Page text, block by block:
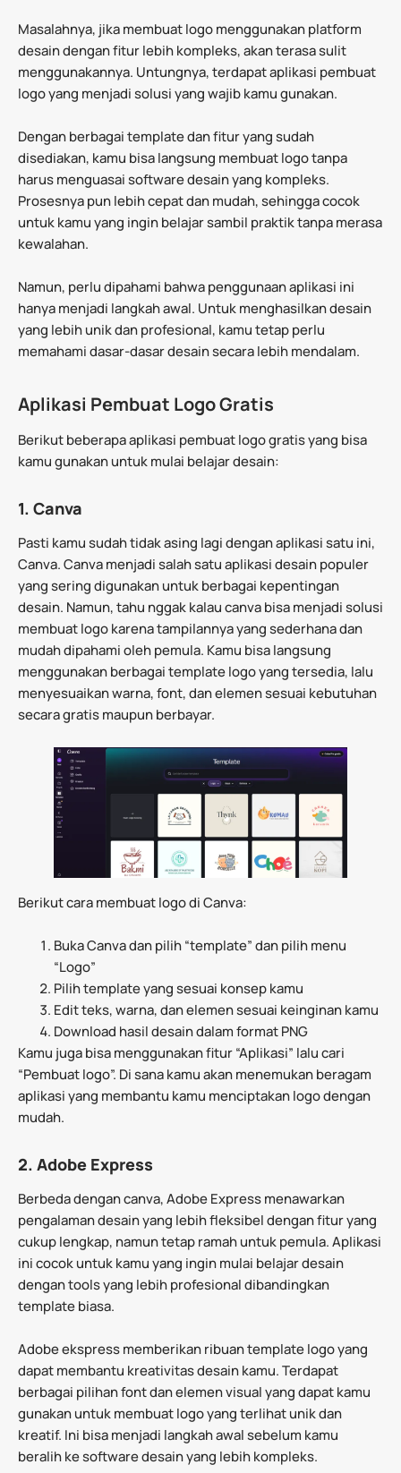
Masalahnya, jika membuat logo menggunakan platform
desain dengan fitur lebih kompleks, akan terasa sulit
menggunakannya. Untungnya, terdapat aplikasi pembuat
logo yang menjadi solusi yang wajib kamu gunakan.
Dengan berbagai template dan fitur yang sudah
disediakan, kamu bisa langsung membuat logo tanpa
harus menguasai software desain yang kompleks.
Prosesnya pun lebih cepat dan mudah, sehingga cocok
untuk kamu yang ingin belajar sambil praktik tanpa merasa
kewalahan.
Namun, perlu dipahami bahwa penggunaan aplikasi ini
hanya menjadi langkah awal. Untuk menghasilkan desain
yang lebih unik dan profesional, kamu tetap perlu
memahami dasar-dasar desain secara lebih mendalam.
Aplikasi Pembuat Logo Gratis
Berikut beberapa aplikasi pembuat logo gratis yang bisa
kamu gunakan untuk mulai belajar desain:
1. Canva
Pasti kamu sudah tidak asing lagi dengan aplikasi satu ini,
Canva. Canva menjadi salah satu aplikasi desain populer
yang sering digunakan untuk berbagai kepentingan
desain. Namun, tahu nggak kalau canva bisa menjadi solusi
membuat logo karena tampilannya yang sederhana dan
mudah dipahami oleh pemula. Kamu bisa langsung
menggunakan berbagai template logo yang tersedia, lalu
menyesuaikan warna, font, dan elemen sesuai kebutuhan
secara gratis maupun berbayar.
Berikut cara membuat logo di Canva:
Buka Canva dan pilih “template” dan pilih menu
“Logo”
Pilih template yang sesuai konsep kamu
Edit teks, warna, dan elemen sesuai keinginan kamu
Download hasil desain dalam format PNG
Kamu juga bisa menggunakan fitur “Aplikasi” lalu cari
“Pembuat logo”. Di sana kamu akan menemukan beragam
aplikasi yang membantu kamu menciptakan logo dengan
mudah.
2. Adobe Express
Berbeda dengan canva, Adobe Express menawarkan
pengalaman desain yang lebih fleksibel dengan fitur yang
cukup lengkap, namun tetap ramah untuk pemula. Aplikasi
ini cocok untuk kamu yang ingin mulai belajar desain
dengan tools yang lebih profesional dibandingkan
template biasa.
Adobe ekspress memberikan ribuan template logo yang
dapat membantu kreativitas desain kamu. Terdapat
berbagai pilihan font dan elemen visual yang dapat kamu
gunakan untuk membuat logo yang terlihat unik dan
kreatif. Ini bisa menjadi langkah awal sebelum kamu
beralih ke software desain yang lebih kompleks.